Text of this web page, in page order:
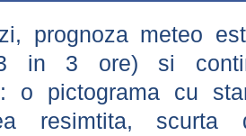
prognoza meteo
in 3 ore) si
o pictograma cu
resimtita, scurta